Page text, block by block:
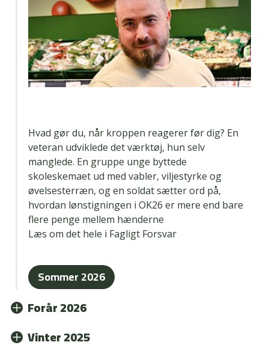
Hvad gør du, når kroppen reagerer før dig? En
veteran udviklede det værktøj, hun selv
manglede. En gruppe unge byttede
skoleskemaet ud med vabler, viljestyrke og
øvelsesterræn, og en soldat sætter ord på,
hvordan lønstigningen i OK26 er mere end bare
flere penge mellem hænderne
Læs om det hele i Fagligt Forsvar
Sommer 2026
Forår 2026
Vinter 2025